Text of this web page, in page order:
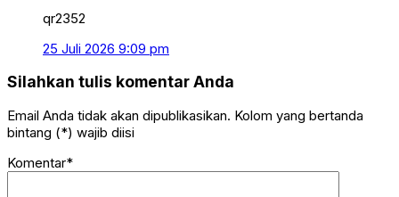
qr2352
25 Juli 2026 9:09 pm
Silahkan tulis komentar Anda
Email Anda tidak akan dipublikasikan. Kolom yang bertanda
bintang (*) wajib diisi
Komentar*